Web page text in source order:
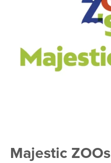
Majestic ZOOs